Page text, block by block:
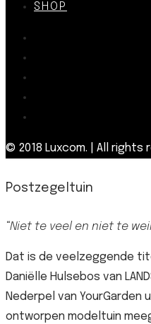
SHOP
© 2018 Luxcom. | All rights
Postzegeltuin
“Niet te veel en niet te
Dat is de veelzeggende
Daniëlle Hulsebos van
Nederpel van YourGarden
ontworpen modeltuin